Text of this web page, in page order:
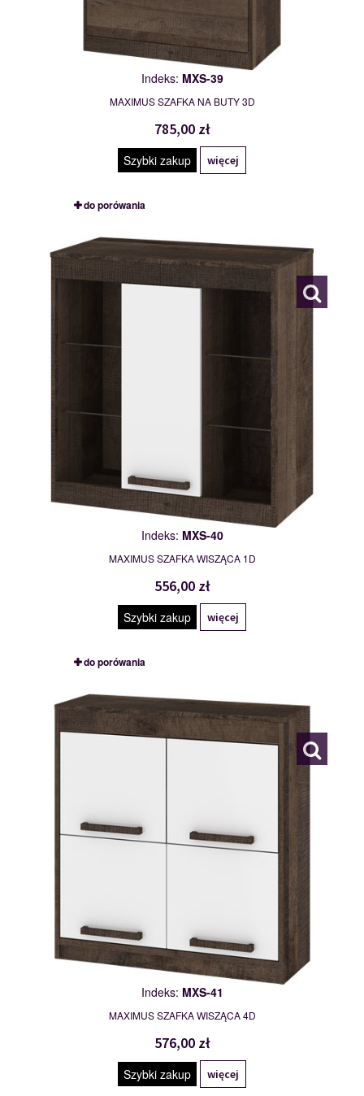
Indeks: MXS-39
MAXIMUS SZAFKA NA BUTY 3D
785,00 zł
Szybki zakup więcej
do porówania
MXS-40
Indeks: MXS-40
MAXIMUS SZAFKA WISZĄCA 1D
556,00 zł
Szybki zakup więcej
do porówania
MXS-41
117793
Indeks: MXS-41
MAXIMUS SZAFKA WISZĄCA 4D
576,00 zł
Szybki zakup więcej